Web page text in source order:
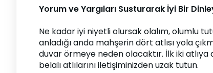
Yorum ve Yargıları Susturarak İyi Bir
Ne kadar iyi niyetli olursak olalım, olumlu
anladığı anda mahşerin dört atlısı yola
duvar örmeye neden olacaktır. İlk iki
belalı atlılarını iletişiminizden uzak tutun.